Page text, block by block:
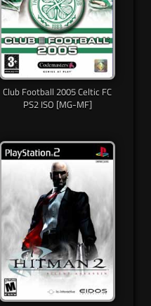
Club Football 2005 Celtic FC
PS2 ISO [MG-MF]